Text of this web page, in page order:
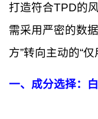
打造符合TPD的
需采用严密的数
方”转向主动的“仅
一、成分选择：